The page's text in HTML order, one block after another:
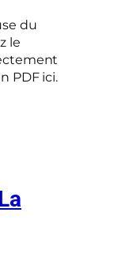
du
le
PDF ici.